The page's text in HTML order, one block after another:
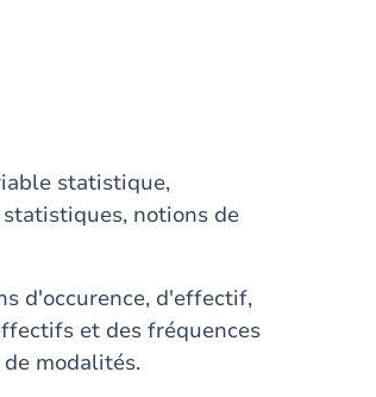
statistique,
notions de
d'occurence, d'effectif,
et des fréquences
modalités.